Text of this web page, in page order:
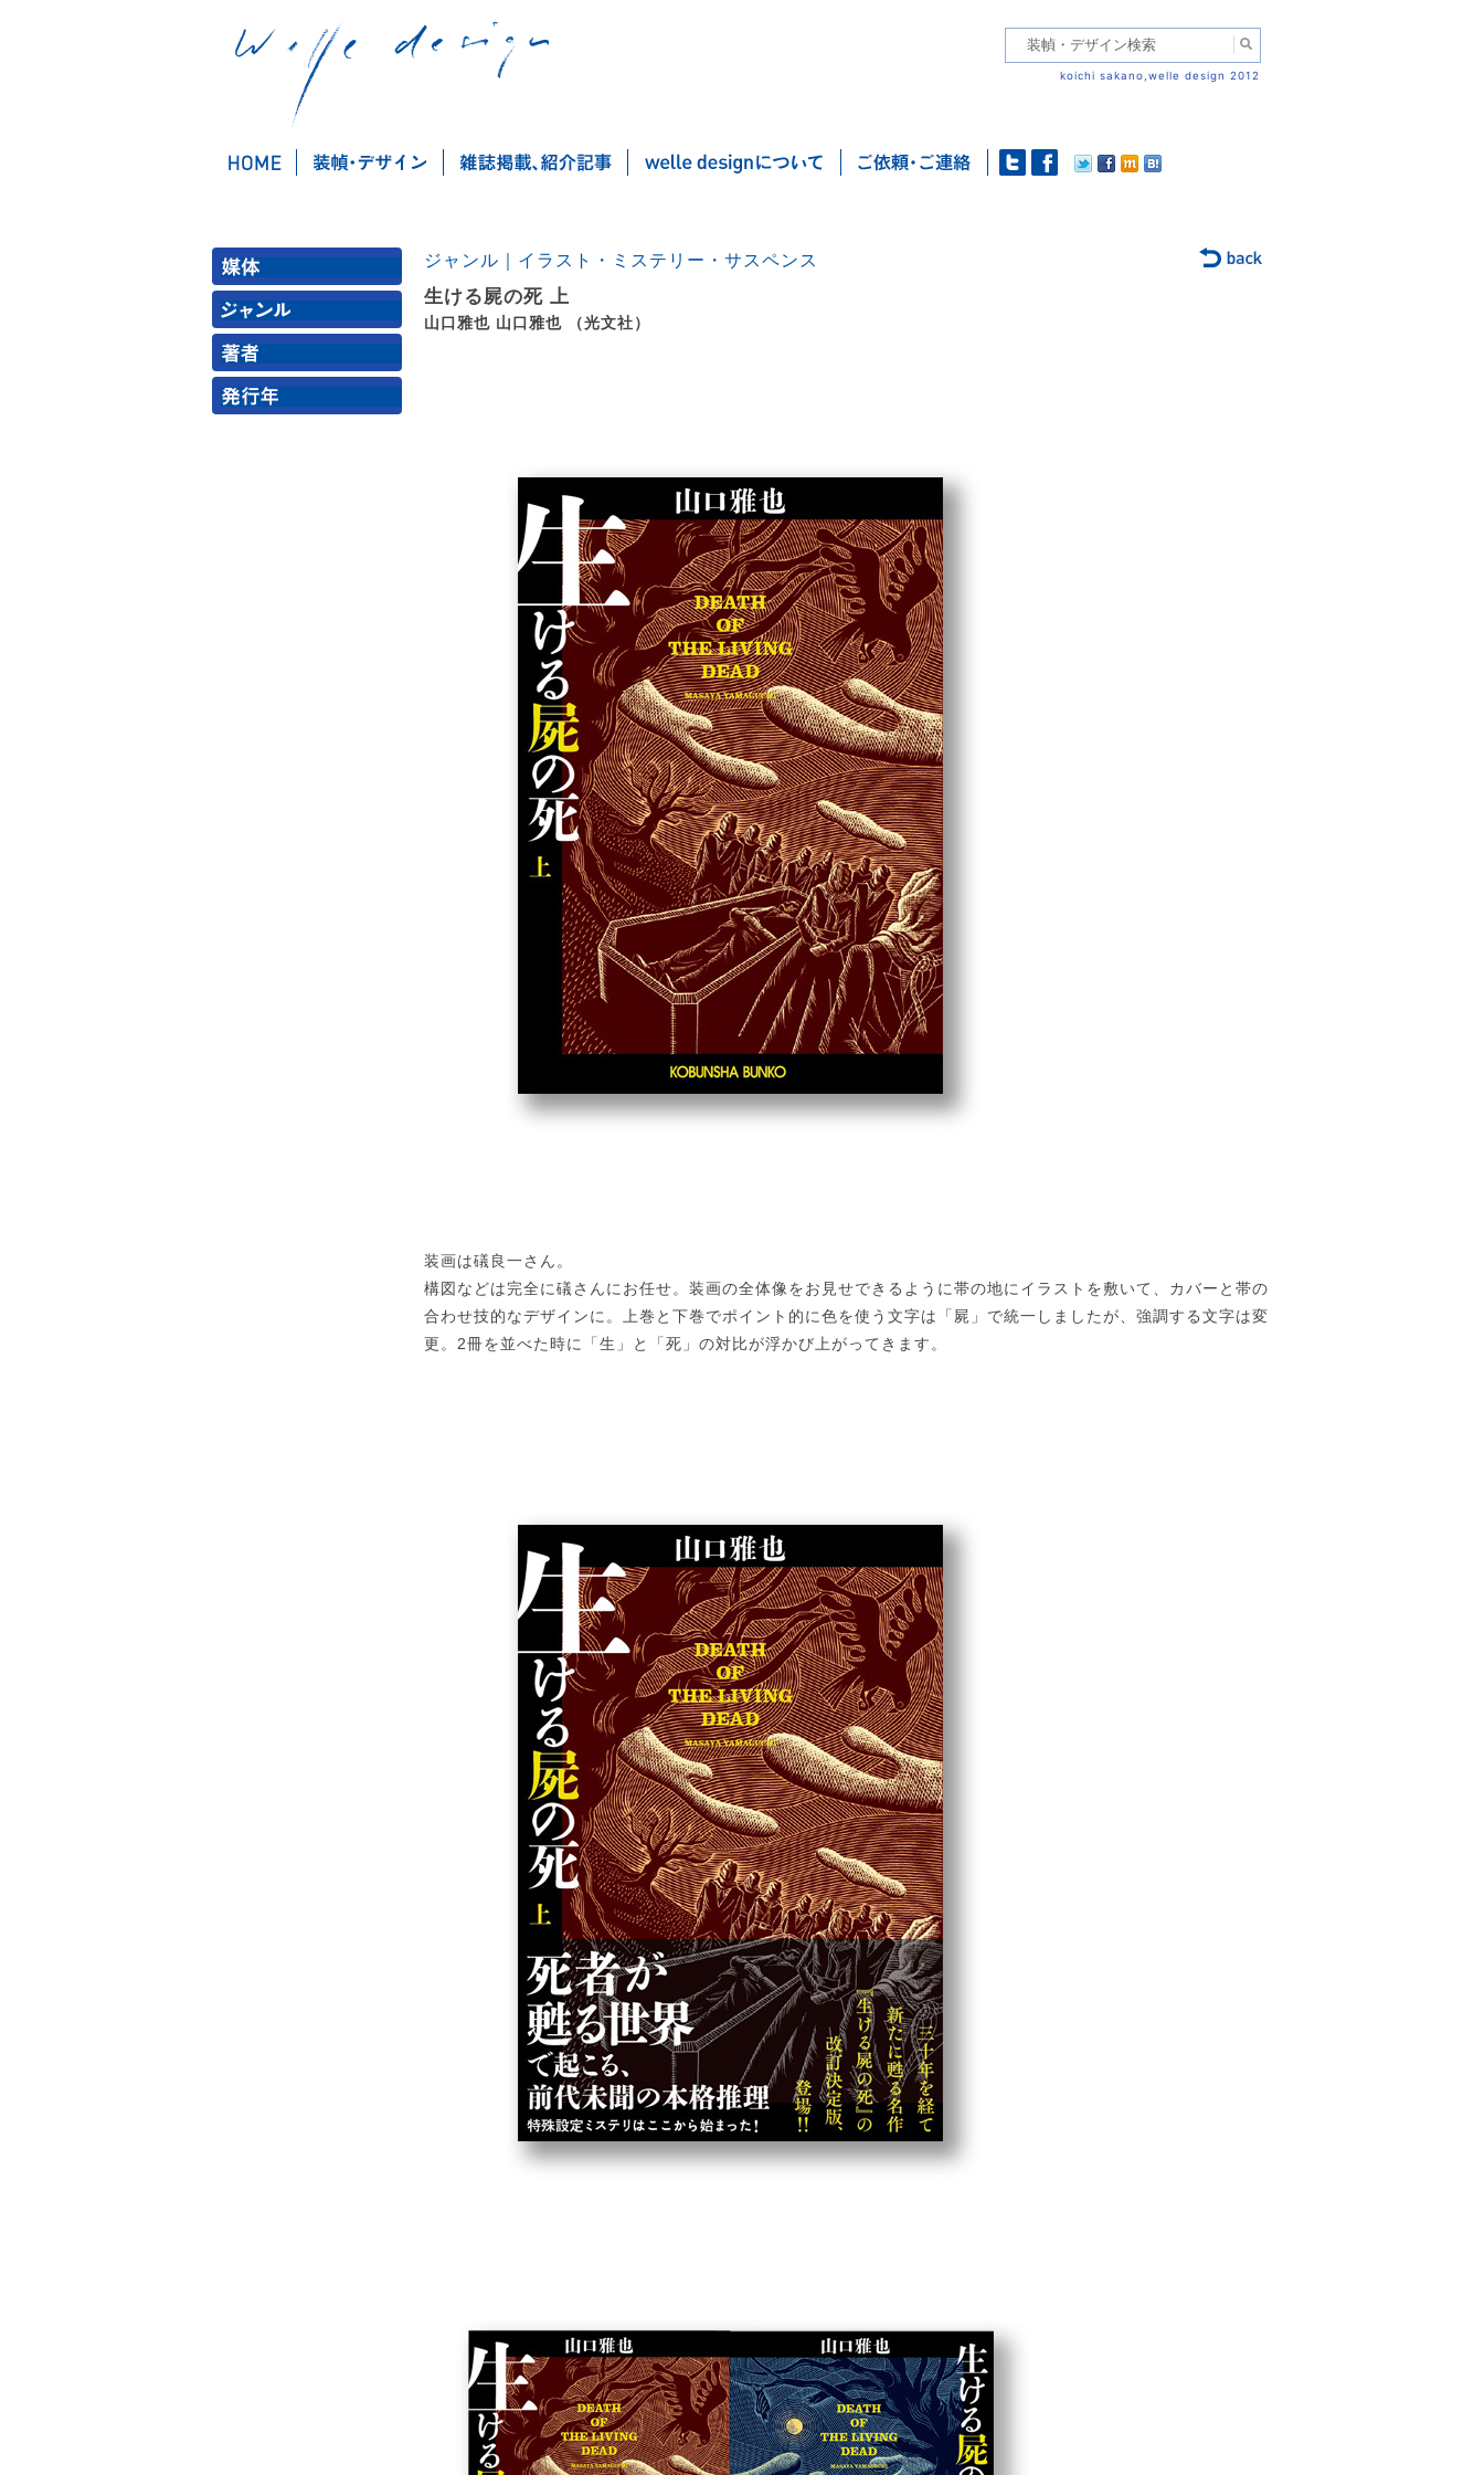
koichi sakano,welle design 2012
ジャンル｜イラスト・ミステリー・サスペンス
生ける屍の死 上
山口雅也 山口雅也 （光文社）
装画は礒良一さん。
構図などは完全に礒さんにお任せ。装画の全体像をお見せできるように帯の地にイラストを敷いて、カバーと帯の
合わせ技的なデザインに。上巻と下巻でポイント的に色を使う文字は「屍」で統一しましたが、強調する文字は変
更。2冊を並べた時に「生」と「死」の対比が浮かび上がってきます。